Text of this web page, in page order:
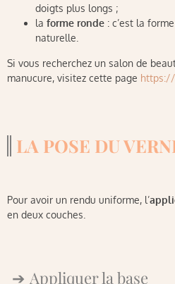
doigts plus longs ;
la forme ronde : c’est la
naturelle.
Si vous recherchez un salon de
manucure, visitez cette page https://
LA POSE DU
Pour avoir un rendu uniforme, l’
en deux couches.
Appliquer la base